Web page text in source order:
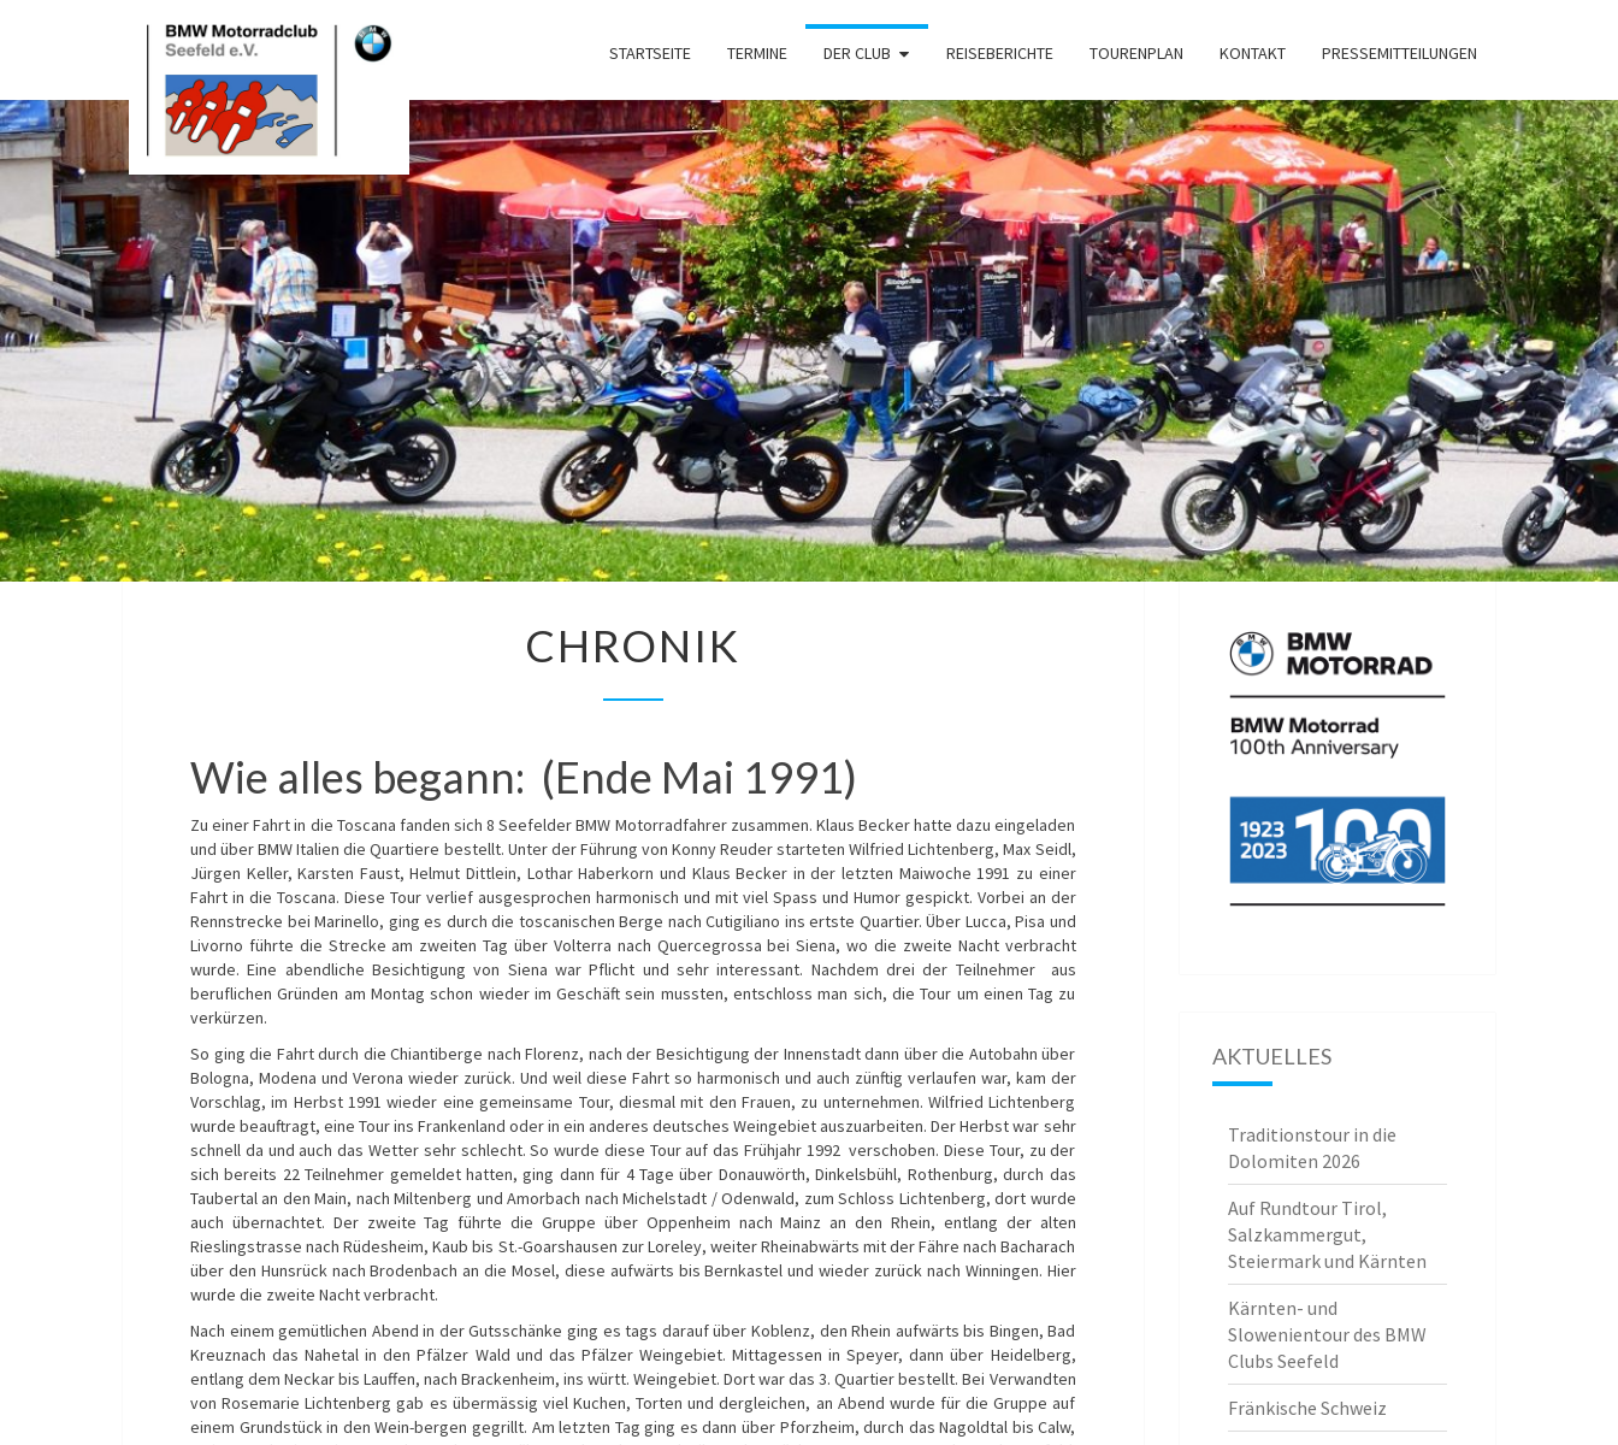
STARTSEITE TERMINE DER CLUB REISEBERICHTE TOURENPLAN KONTAKT PRESSEMITTEILUNGEN
CHRONIK
Wie alles begann: (Ende Mai 1991)
Zu einer Fahrt in die Toscana fanden sich 8 Seefelder BMW Motorradfahrer zusammen. Klaus Becker hatte dazu eingeladen
und über BMW Italien die Quartiere bestellt. Unter der Führung von Konny Reuder starteten Wilfried Lichtenberg, Max Seidl,
Jürgen Keller, Karsten Faust, Helmut Dittlein, Lothar Haberkorn und Klaus Becker in der letzten Maiwoche 1991 zu einer
Fahrt in die Toscana. Diese Tour verlief ausgesprochen harmonisch und mit viel Spass und Humor gespickt. Vorbei an der
Rennstrecke bei Marinello, ging es durch die toscanischen Berge nach Cutigiliano ins ertste Quartier. Über Lucca, Pisa und
Livorno führte die Strecke am zweiten Tag über Volterra nach Quercegrossa bei Siena, wo die zweite Nacht verbracht
wurde. Eine abendliche Besichtigung von Siena war Pflicht und sehr interessant. Nachdem drei der Teilnehmer aus
beruflichen Gründen am Montag schon wieder im Geschäft sein mussten, entschloss man sich, die Tour um einen Tag zu
verkürzen.
So ging die Fahrt durch die Chiantiberge nach Florenz, nach der Besichtigung der Innenstadt dann über die Autobahn über
Bologna, Modena und Verona wieder zurück. Und weil diese Fahrt so harmonisch und auch zünftig verlaufen war, kam der
Vorschlag, im Herbst 1991 wieder eine gemeinsame Tour, diesmal mit den Frauen, zu unternehmen. Wilfried Lichtenberg
wurde beauftragt, eine Tour ins Frankenland oder in ein anderes deutsches Weingebiet auszuarbeiten. Der Herbst war sehr
schnell da und auch das Wetter sehr schlecht. So wurde diese Tour auf das Frühjahr 1992 verschoben. Diese Tour, zu der
sich bereits 22 Teilnehmer gemeldet hatten, ging dann für 4 Tage über Donauwörth, Dinkelsbühl, Rothenburg, durch das
Taubertal an den Main, nach Miltenberg und Amorbach nach Michelstadt / Odenwald, zum Schloss Lichtenberg, dort wurde
auch übernachtet. Der zweite Tag führte die Gruppe über Oppenheim nach Mainz an den Rhein, entlang der alten
Rieslingstrasse nach Rüdesheim, Kaub bis St.-Goarshausen zur Loreley, weiter Rheinabwärts mit der Fähre nach Bacharach
über den Hunsrück nach Brodenbach an die Mosel, diese aufwärts bis Bernkastel und wieder zurück nach Winningen. Hier
wurde die zweite Nacht verbracht.
Nach einem gemütlichen Abend in der Gutsschänke ging es tags darauf über Koblenz, den Rhein aufwärts bis Bingen, Bad
Kreuznach das Nahetal in den Pfälzer Wald und das Pfälzer Weingebiet. Mittagessen in Speyer, dann über Heidelberg,
entlang dem Neckar bis Lauffen, nach Brackenheim, ins württ. Weingebiet. Dort war das 3. Quartier bestellt. Bei Verwandten
von Rosemarie Lichtenberg gab es übermässig viel Kuchen, Torten und dergleichen, an Abend wurde für die Gruppe auf
einem Grundstück in den Wein-bergen gegrillt. Am letzten Tag ging es dann über Pforzheim, durch das Nagoldtal bis Calw,
AKTUELLES
Traditionstour in die
Dolomiten 2026
Auf Rundtour Tirol,
Salzkammergut,
Steiermark und Kärnten
Kärnten- und
Slowenientour des BMW
Clubs Seefeld
Fränkische Schweiz